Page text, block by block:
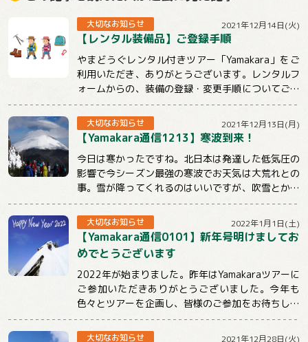
大切なお知らせ 2021年12月14日(火)
【レンタル装備品】ご登録手順
やまどうぐレンタル付きツアー「Yamakara」をご
利用いただき、ありがとうございます。レンタルフ
ォームからの、装備の登録・変更手順についてご説
明させていただきます。【注意事項】★ツ...
大切なお知らせ 2021年12月13日(月)
【Yamakara通信1213】寒波到来！
今日は寒かったですね。北日本は発達した低気圧の
影響で今シーズン最強の寒波でお天気は大荒れとの
事。雪が降ってくれるのはいいですが、吹雪とかは
ちょっと。。。明日からも冷えるようですので山...
大切なお知らせ 2022年1月1日(土)
【Yamakara通信0101】新年号明けましてお
めでとうございます
2022年が始まりました。昨年はYamakaraツアーに
ご参加いただきありがとうございました。今年も
色々とツアーを企画し、皆様のご参加をお待ちして
おります。引き続きYamakaraを...
大切なお知らせ 2021年12月28日(火)